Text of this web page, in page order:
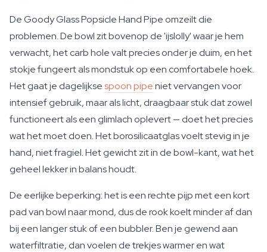
De Goody Glass Popsicle Hand Pipe omzeilt die
problemen. De bowl zit bovenop de 'ijslolly' waar je hem
verwacht, het carb hole valt precies onder je duim, en het
stokje fungeert als mondstuk op een comfortabele hoek.
Het gaat je dagelijksespoon pipeniet vervangen voor
intensief gebruik, maar als licht, draagbaar stuk dat zowel
functioneert als een glimlach oplevert — doet het precies
wat het moet doen. Het borosilicaatglas voelt stevig in je
hand, niet fragiel. Het gewicht zit in de bowl-kant, wat het
geheel lekker in balans houdt.
De eerlijke beperking: het is een rechte pijp met een kort
pad van bowl naar mond, dus de rook koelt minder af dan
bij een langer stuk of een bubbler. Ben je gewend aan
waterfiltratie, dan voelen de trekjes warmer en wat